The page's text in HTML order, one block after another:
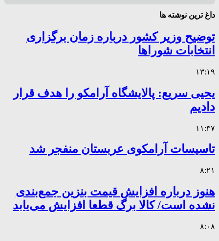
داغ ترین نوشته ها
توضیح وزیر کشور درباره زمان برگزاری
انتخابات شوراها
۱۳:۱۹
یحیی سریع: پالایشگاه آرامکو را هدف قرار
دادیم
۱۱:۳۷
تاسیسات آرامکوی عربستان منفجر شد
۸:۲۱
هنوز درباره افزایش قیمت بنزین جمع‌بندی
نشده است/ کالا برگ قطعا افزایش می‌یابد
۸:۰۸